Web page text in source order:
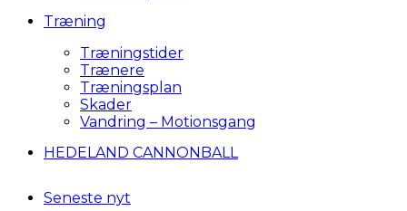
Træning
Træningstider
Trænere
Træningsplan
Skader
Vandring – Motionsgang
HEDELAND CANNONBALL
Seneste nyt